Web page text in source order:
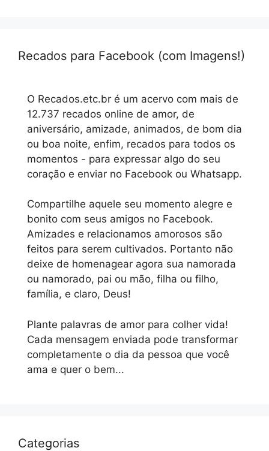
Recados para Facebook (com Imagens!)
O Recados.etc.br é um acervo com mais de
12.737 recados online de amor, de
aniversário, amizade, animados, de bom dia
ou boa noite, enfim, recados para todos os
momentos - para expressar algo do seu
coração e enviar no Facebook ou Whatsapp.
Compartilhe aquele seu momento alegre e
bonito com seus amigos no Facebook.
Amizades e relacionamos amorosos são
feitos para serem cultivados. Portanto não
deixe de homenagear agora sua namorada
ou namorado, pai ou mão, filha ou filho,
família, e claro, Deus!
Plante palavras de amor para colher vida!
Cada mensagem enviada pode transformar
completamente o dia da pessoa que você
ama e quer o bem...
Categorias